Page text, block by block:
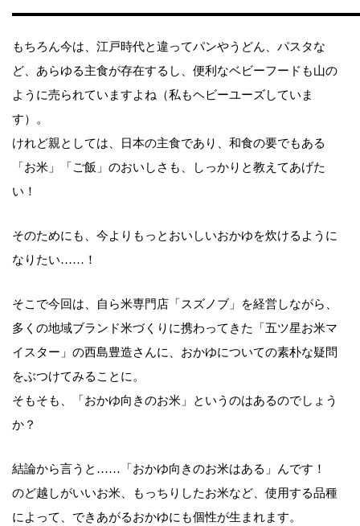
もちろん今は、江戸時代と違ってパンやうどん、パスタな
ど、あらゆる主食が存在するし、便利なベビーフードも山の
ように売られていますよね（私もヘビーユーズしていま
す）。
けれど親としては、日本の主食であり、和食の要でもある
「お米」「ご飯」のおいしさも、しっかりと教えてあげた
い！
そのためにも、今よりもっとおいしいおかゆを炊けるように
なりたい……！
そこで今回は、自ら米専門店「スズノブ」を経営しながら、
多くの地域ブランド米づくりに携わってきた「五ツ星お米マ
イスター」の西島豊造さんに、おかゆについての素朴な疑問
をぶつけてみることに。
そもそも、「おかゆ向きのお米」というのはあるのでしょう
か？
結論から言うと……「おかゆ向きのお米はある」んです！
のど越しがいいお米、もっちりしたお米など、使用する品種
によって、できあがるおかゆにも個性が生まれます。